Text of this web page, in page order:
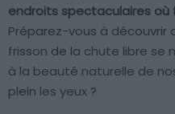
endroits spectaculaires où
Préparez-vous à découvrir
frisson de la chute libre se
à la beauté naturelle de
plein les yeux ?